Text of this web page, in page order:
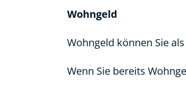
Wohngeld
Wohngeld können Sie
Wenn Sie bereits